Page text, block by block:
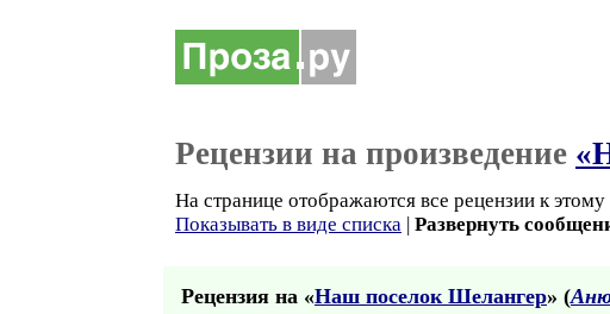
Рецензии на произведение
На странице отображаются все рецензии к
Показывать в виде списка | Развернуть
Рецензия на «Наш поселок Шелангер» (